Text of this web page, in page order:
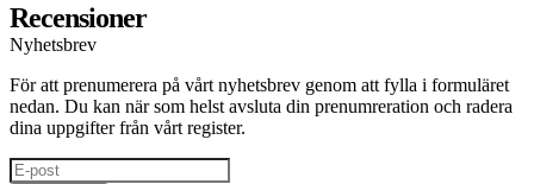
Recensioner
Nyhetsbrev
För att prenumerera på vårt nyhetsbrev genom att fylla i formuläret
nedan. Du kan när som helst avsluta din prenumreration och radera
dina uppgifter från vårt register.